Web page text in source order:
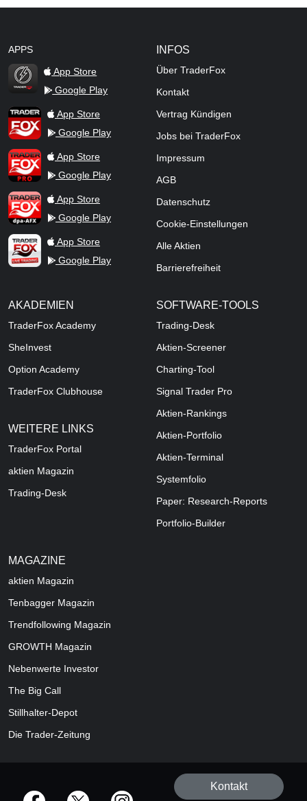
APPS
TraderFox Flash
App Store
Google Play
TraderFox AppApp Store
Google Play
TraderFox ProApp Store
Google Play
TraderFox dpa-AFX ProFeed
App Store
Google Play
TraderFox Live Trading
App Store
Google Play
INFOS
Über TraderFox
Kontakt
Vertrag Kündigen
Jobs bei TraderFox
Impressum
AGB
Datenschutz
Cookie-Einstellungen
Alle Aktien
Barrierefreiheit
AKADEMIEN
TraderFox Academy
SheInvest
Option Academy
TraderFox Clubhouse
WEITERE LINKS
TraderFox Portal
aktien Magazin
Trading-Desk
SOFTWARE-TOOLS
Trading-Desk
Aktien-Screener
Charting-Tool
Signal Trader Pro
Aktien-Rankings
Aktien-Portfolio
Aktien-Terminal
Systemfolio
Paper: Research-Reports
Portfolio-Builder
MAGAZINE
aktien Magazin
Tenbagger Magazin
Trendfollowing Magazin
GROWTH Magazin
Nebenwerte Investor
The Big Call
Stillhalter-Depot
Die Trader-Zeitung
offizielle Social Media-Accounts
Kontakt